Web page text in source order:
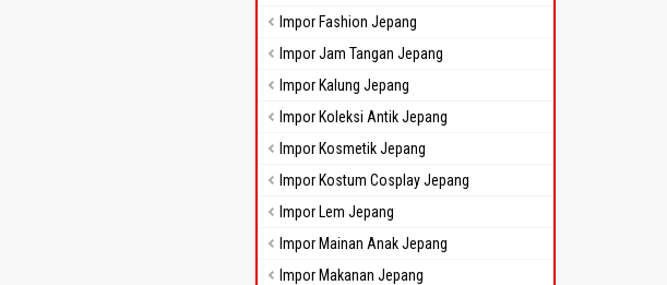
Impor Fashion Jepang
Impor Jam Tangan Jepang
Impor Kalung Jepang
Impor Koleksi Antik Jepang
Impor Kosmetik Jepang
Impor Kostum Cosplay Jepang
Impor Lem Jepang
Impor Mainan Anak Jepang
Impor Makanan Jepang